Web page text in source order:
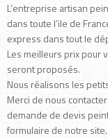
L’entreprise artisan
dans toute l’ile de
express dans tout le
Les meilleurs prix pour
seront proposés.
Nous réalisons les
Merci de nous
demande de devis
formulaire de notre site.